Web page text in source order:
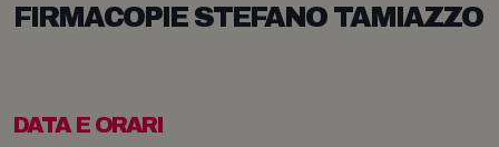
FIRMACOPIE STEFANO TAMIAZZO
DATA E ORARI